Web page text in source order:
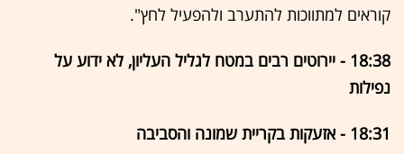
קוראים למתווכות להתערב ולהפעיל לחץ".
18:38 - יירוטים רבים במטח לגליל העליון, לא ידוע על
נפילות
18:31 - אזעקות בקריית שמונה והסביבה